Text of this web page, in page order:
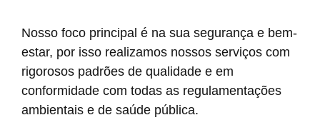
Nosso foco principal é na sua segurança e bem-
estar, por isso realizamos nossos serviços com
rigorosos padrões de qualidade e em
conformidade com todas as regulamentações
ambientais e de saúde pública.